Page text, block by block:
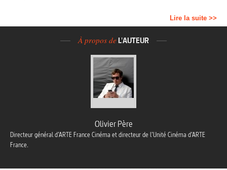
Lire la suite >>
À propos de L'AUTEUR
Olivier Père
Directeur général d’ARTE France Cinéma et directeur de l’Unité Cinéma d’ARTE
France.